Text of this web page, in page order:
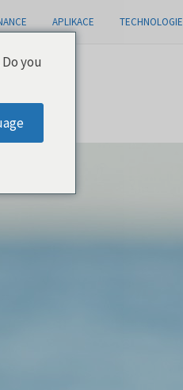
APLIKACE TECHNOLOGIE
you